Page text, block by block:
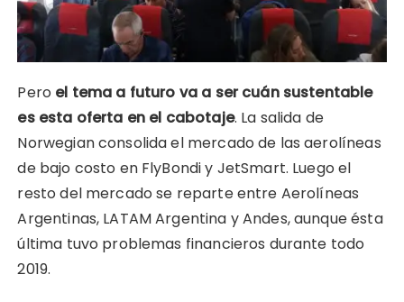
Pero el tema a futuro va a ser cuán sustentable
es esta oferta en el cabotaje. La salida de
Norwegian consolida el mercado de las aerolíneas
de bajo costo en FlyBondi y JetSmart. Luego el
resto del mercado se reparte entre Aerolíneas
Argentinas, LATAM Argentina y Andes, aunque ésta
última tuvo problemas financieros durante todo
2019.